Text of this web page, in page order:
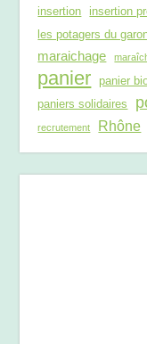
insertion insertion
les potagers du
maraichage
panier panier
paniers solidaires
recrutement Rhône